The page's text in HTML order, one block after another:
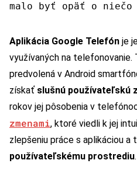
malo byť opäť o niečo
Aplikácia Google Telefón je
využívaných na
predvolená v Android
získať slušnú používateľskú
rokov jej pôsobenia v
zmenami, ktoré viedli k jej
zlepšeniu práce s aplikáciou a
používateľskému prostrediu.